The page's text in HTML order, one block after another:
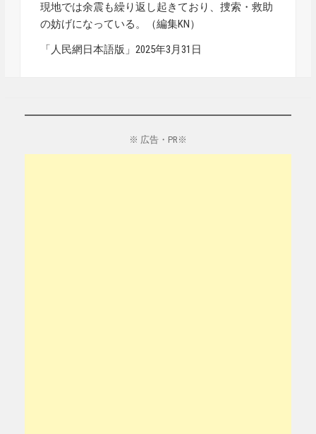
現地では余震も繰り返し起きており、捜索・救助
の妨げになっている。（編集KN）
「人民網日本語版」2025年3月31日
※ 広告・PR※